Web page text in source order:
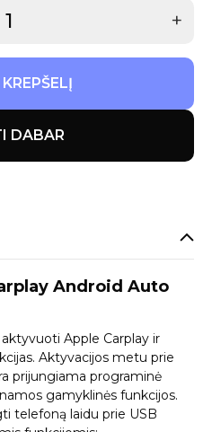
+
DABAR
Android Auto
Apple Carplay ir
Aktyvacijos metu prie
prijungiama programinė
gamyklinės funkcijos.
telefoną laidu prie USB